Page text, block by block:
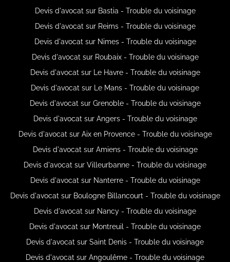
Devis d'avocat sur Bastia - Trouble du voisinage
Devis d'avocat sur Reims - Trouble du voisinage
Devis d'avocat sur Nimes - Trouble du voisinage
Devis d'avocat sur Roubaix - Trouble du voisinage
Devis d'avocat sur Le Havre - Trouble du voisinage
Devis d'avocat sur Le Mans - Trouble du voisinage
Devis d'avocat sur Grenoble - Trouble du voisinage
Devis d'avocat sur Angers - Trouble du voisinage
Devis d'avocat sur Aix en Provence - Trouble du voisinage
Devis d'avocat sur Amiens - Trouble du voisinage
Devis d'avocat sur Villeurbanne - Trouble du voisinage
Devis d'avocat sur Nanterre - Trouble du voisinage
Devis d'avocat sur Boulogne Billancourt - Trouble du voisinage
Devis d'avocat sur Nancy - Trouble du voisinage
Devis d'avocat sur Montreuil - Trouble du voisinage
Devis d'avocat sur Saint Denis - Trouble du voisinage
Devis d'avocat sur Angoulême - Trouble du voisinage